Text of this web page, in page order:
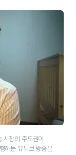
장의 주도권이
하는 유튜브 방송은